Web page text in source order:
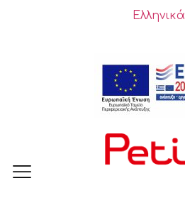
Ελληνικά